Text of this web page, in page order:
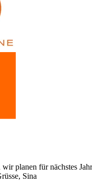
planen für nächstes
Sina